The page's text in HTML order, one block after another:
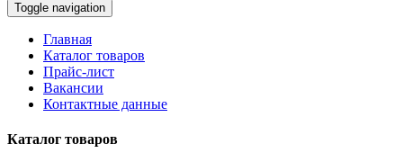
Toggle navigation
Главная
Каталог товаров
Прайс-лист
Вакансии
Контактные данные
Каталог товаров